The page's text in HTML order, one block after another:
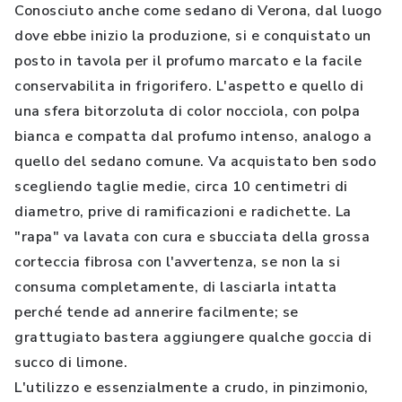
Conosciuto anche come sedano di Verona, dal luogo
dove ebbe inizio la produzione, si e conquistato un
posto in tavola per il profumo marcato e la facile
conservabilita in frigorifero. L'aspetto e quello di
una sfera bitorzoluta di color nocciola, con polpa
bianca e compatta dal profumo intenso, analogo a
quello del sedano comune. Va acquistato ben sodo
scegliendo taglie medie, circa 10 centimetri di
diametro, prive di ramificazioni e radichette. La
"rapa" va lavata con cura e sbucciata della grossa
corteccia fibrosa con l'avvertenza, se non la si
consuma completamente, di lasciarla intatta
perché tende ad annerire facilmente; se
grattugiato bastera aggiungere qualche goccia di
succo di limone.
L'utilizzo e essenzialmente a crudo, in pinzimonio,